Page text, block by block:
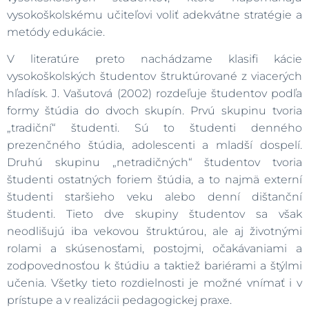
vysokoškolskému učiteľovi voliť adekvátne stratégie a
metódy edukácie.
V literatúre preto nachádzame klasifi kácie
vysokoškolských študentov štruktúrované z viacerých
hľadísk. J. Vašutová (2002) rozdeľuje študentov podľa
formy štúdia do dvoch skupín. Prvú skupinu tvoria
„tradiční“ študenti. Sú to študenti denného
prezenčného štúdia, adolescenti a mladší dospelí.
Druhú skupinu „netradičných“ študentov tvoria
študenti ostatných foriem štúdia, a to najmä externí
študenti staršieho veku alebo denní dištanční
študenti. Tieto dve skupiny študentov sa však
neodlišujú iba vekovou štruktúrou, ale aj životnými
rolami a skúsenosťami, postojmi, očakávaniami a
zodpovednosťou k štúdiu a taktiež bariérami a štýlmi
učenia. Všetky tieto rozdielnosti je možné vnímať i v
prístupe a v realizácii pedagogickej praxe.